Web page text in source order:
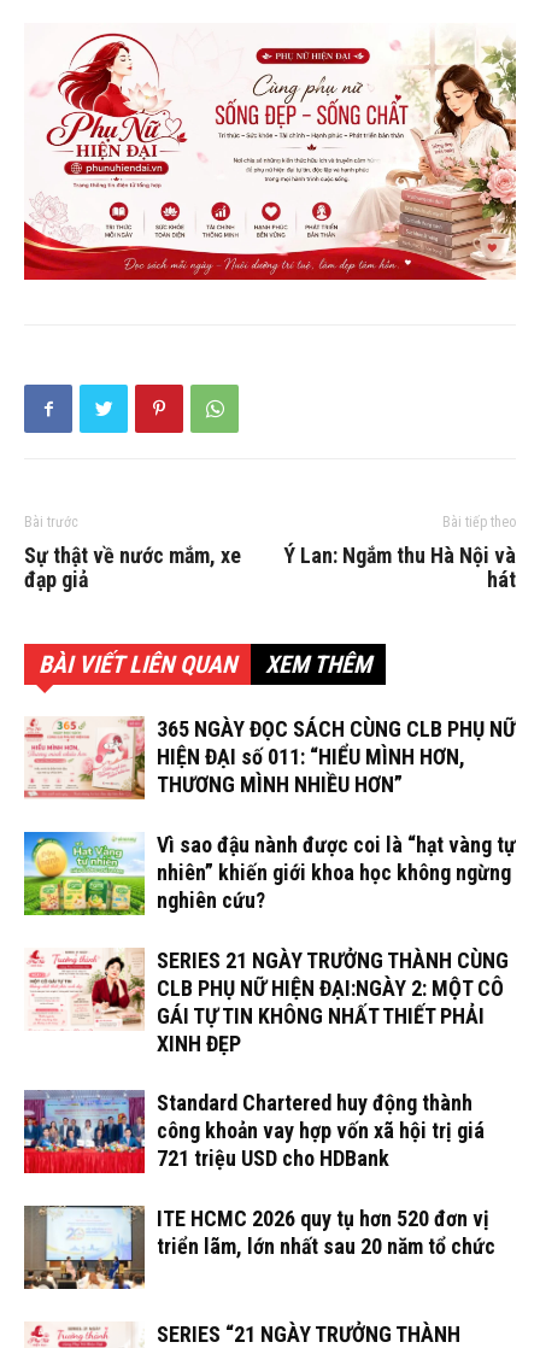
Bài trước
Sự thật về nước mắm, xe
đạp giả
Bài tiếp theo
Ý Lan: Ngắm thu Hà Nội và
hát
BÀI VIẾT LIÊN QUAN XEM THÊM
365 NGÀY ĐỌC SÁCH CÙNG CLB PHỤ NỮ
HIỆN ĐẠI số 011: “HIỂU MÌNH HƠN,
THƯƠNG MÌNH NHIỀU HƠN”
Vì sao đậu nành được coi là “hạt vàng tự
nhiên” khiến giới khoa học không ngừng
nghiên cứu?
SERIES 21 NGÀY TRƯỞNG THÀNH CÙNG
CLB PHỤ NỮ HIỆN ĐẠI:NGÀY 2: MỘT CÔ
GÁI TỰ TIN KHÔNG NHẤT THIẾT PHẢI
XINH ĐẸP
Standard Chartered huy động thành
công khoản vay hợp vốn xã hội trị giá
721 triệu USD cho HDBank
ITE HCMC 2026 quy tụ hơn 520 đơn vị
triển lãm, lớn nhất sau 20 năm tổ chức
SERIES “21 NGÀY TRƯỞNG THÀNH